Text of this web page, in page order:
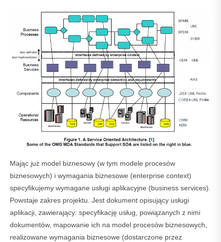
Mając już model biznesowy (w tym modele procesów
biznesowych) i wymagania biznesowe (enterprise context)
specyfikujemy wymagane usługi aplikacyjne (business services).
Powstaje zakres projektu. Jest dokument opisujący usługi
aplikacji, zawierający: specyfikację usług, powiązanych z nimi
dokumentów, mapowanie ich na model procesów biznesowych,
realizowane wymagania biznesowe (dostarczone przez